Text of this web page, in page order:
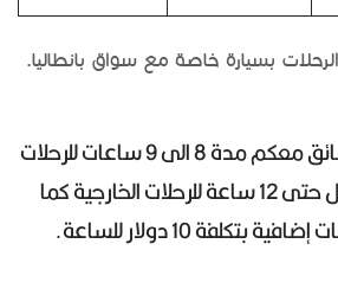
بسيارة خاصة مع سواق بانطاليا.
تبقى السيارة مع السائق معكم مدة 8 الى 9 ساعات للرحلات
داخل المدينة و تصل حتى 12 ساعة للرحلات الخارجية كما
10 دولار للساعة.